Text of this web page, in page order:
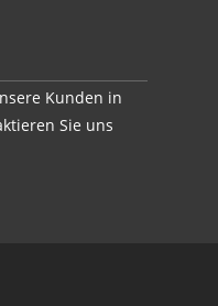
Kunden in
Sie uns